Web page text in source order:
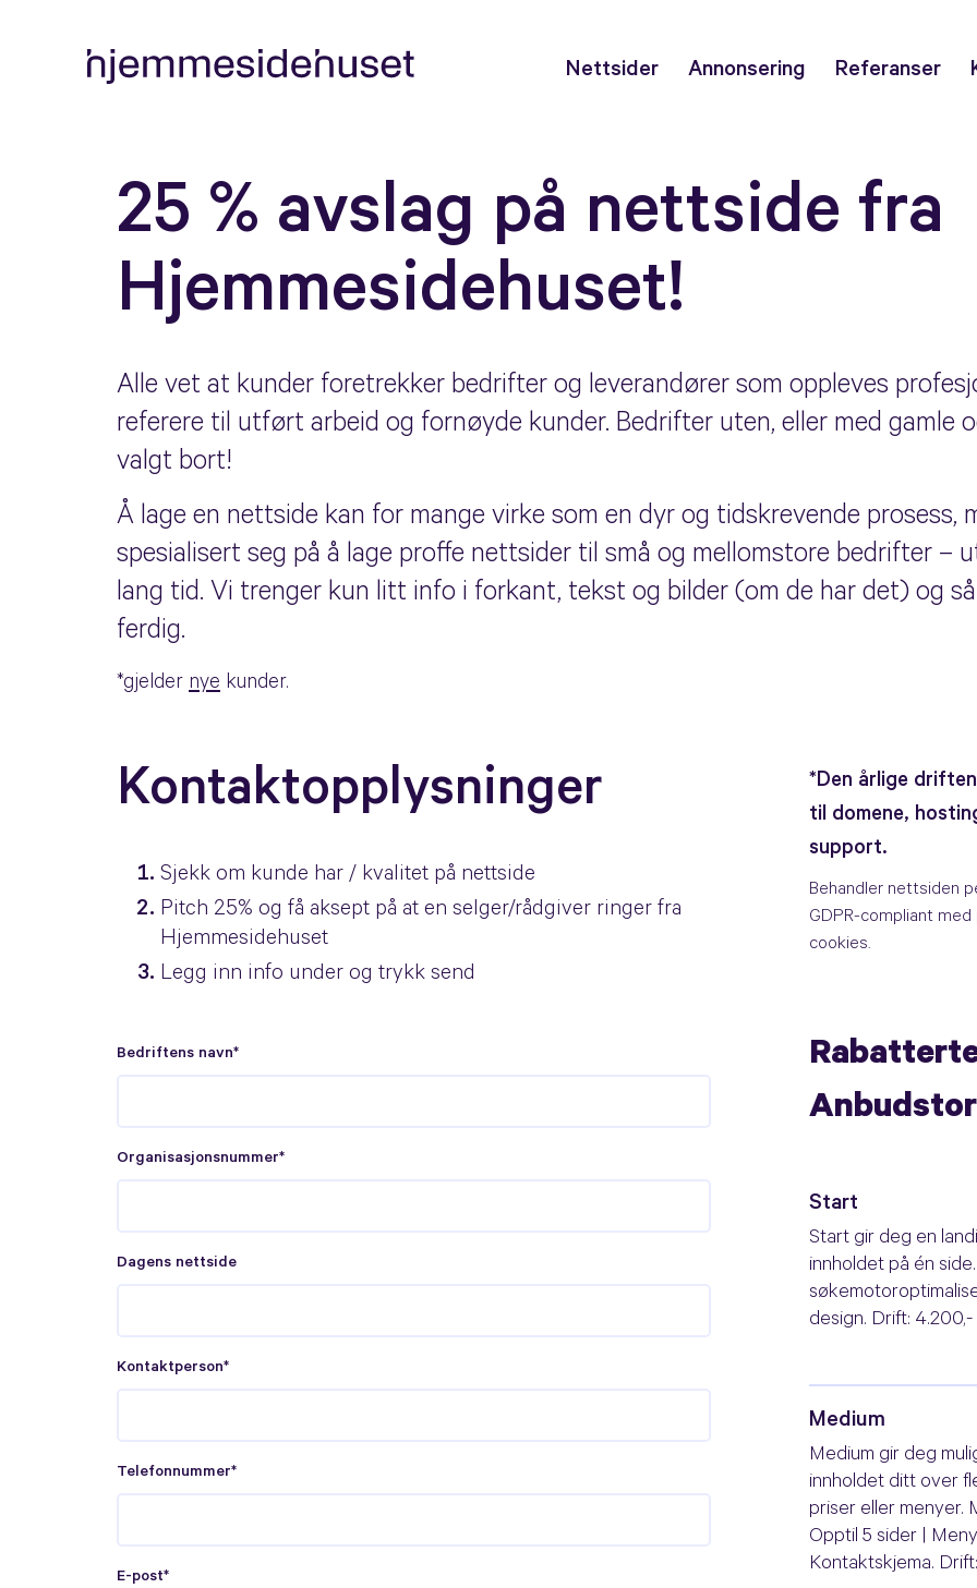
Nettsider Annonsering Referanser
25 % avslag på nettside fra
Hjemmesidehuset!
Alle vet at kunder foretrekker bedrifter og leverandører som oppleves
referere til utført arbeid og fornøyde kunder. Bedrifter uten, eller med gamle
valgt bort!
Å lage en nettside kan for mange virke som en dyr og tidskrevende prosess,
spesialisert seg på å lage proffe nettsider til små og mellomstore bedrifter –
lang tid. Vi trenger kun litt info i forkant, tekst og bilder (om de har det) og
ferdig.
*gjelder nye kunder.
Kontaktopplysninger
Sjekk om kunde har / kvalitet på nettside
Pitch 25% og få aksept på at en selger/rådgiver ringer fra
Hjemmesidehuset
Legg inn info under og trykk send
Bedriftens navn*
Organisasjonsnummer*
Dagens nettside
Kontaktperson*
Telefonnummer*
E-post*
*Den årlige
til domene,
support.
Behandler nettsiden
GDPR-compliant
cookies.
Start
Start gir deg en
innholdet på én
design. Drift:
Medium
Medium gir deg
innholdet ditt over
priser eller menyer.
Opptil 5 sider |
Kontaktskjema.